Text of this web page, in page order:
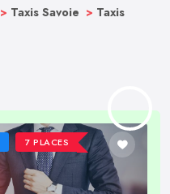
> Taxis Savoie > Taxis
7 PLACES